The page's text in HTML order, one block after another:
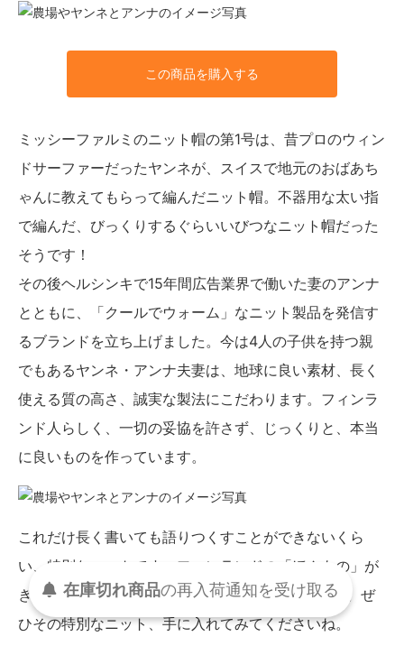
この商品を購入する
ミッシーファルミのニット帽の第1号は、昔プロのウィン
ドサーファーだったヤンネが、スイスで地元のおばあち
ゃんに教えてもらって編んだニット帽。不器用な太い指
で編んだ、びっくりするぐらいいびつなニット帽だった
そうです！
その後ヘルシンキで15年間広告業界で働いた妻のアンナ
とともに、「クールでウォーム」なニット製品を発信す
るブランドを立ち上げました。今は4人の子供を持つ親
でもあるヤンネ・アンナ夫妻は、地球に良い素材、長く
使える質の高さ、誠実な製法にこだわります。フィンラ
ンド人らしく、一切の妥協を許さず、じっくりと、本当
に良いものを作っています。
これだけ長く書いても語りつくすことができないくら
い、特別なニットです。フィンランドの「ほんもの」が
ぎゅっとつまった、ミッシーファルミ Myssyfarmi。ぜ
ひその特別なニット、手に入れてみてくださいね。
在庫切れ商品の再入荷通知を受け取る